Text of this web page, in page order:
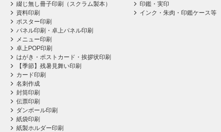
綴じ無し冊子印刷（スクラム製本）
資料印刷
ポスター印刷
パネル印刷・卓上パネル印刷
メニュー印刷
卓上POP印刷
はがき・ポストカード・挨拶状印刷
【季節】残暑見舞い印刷
カード印刷
名刺作成
封筒印刷
伝票印刷
ダンボール印刷
紙袋印刷
紙製ホルダー印刷
印鑑・実印
インク・朱肉・印鑑ケース等